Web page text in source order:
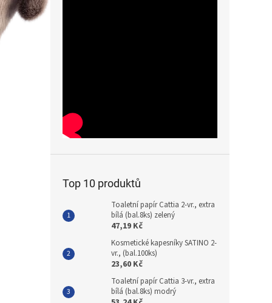
Top 10 produktů
Toaletní papír Cattia 2-vr., extra
bílá (bal.8ks) zelený
47,19 Kč
Kosmetické kapesníky SATINO 2-
vr., (bal.100ks)
23,60 Kč
Toaletní papír Cattia 3-vr., extra
bílá (bal.8ks) modrý